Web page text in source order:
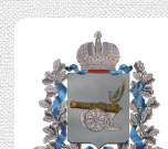
Перейти к